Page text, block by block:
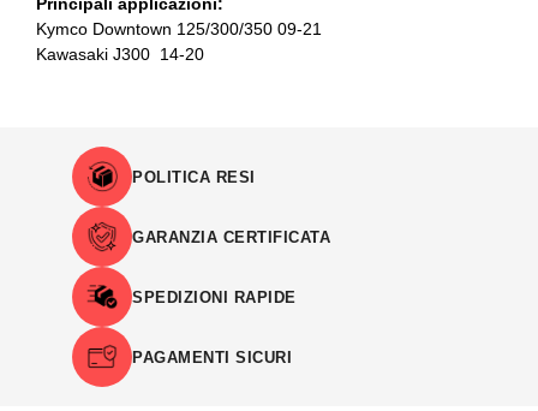
Kymco Downtown 125/300/350 09-21
Kawasaki J300 14-20
POLITICA RESI
GARANZIA CERTIFICATA
SPEDIZIONI RAPIDE
PAGAMENTI SICURI